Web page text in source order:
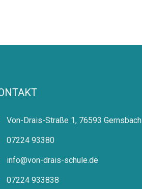
Von-Drais-Straße 1, 76593 Gernsbach
07224 93380
info@von-drais-schule.de
07224 933838